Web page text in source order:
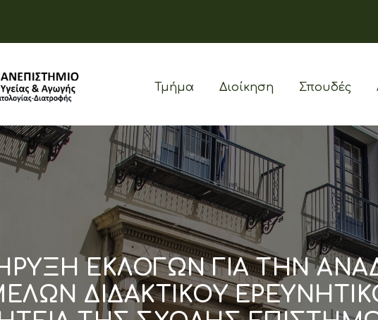
Τμήμα Διοίκηση Σπουδές
ΕΚΛΟΓΩΝ ΓΙΑ ΤΗΝ
ΔΙΔΑΚΤΙΚΟΥ